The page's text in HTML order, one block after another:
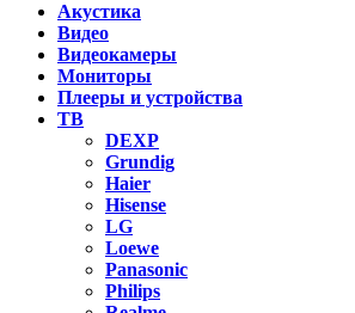
Акустика
Видео
Видеокамеры
Мониторы
Плееры и устройства
ТВ
DEXP
Grundig
Haier
Hisense
LG
Loewe
Panasonic
Philips